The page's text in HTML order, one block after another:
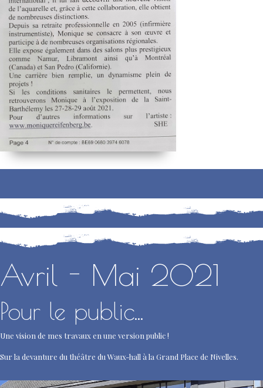
Avril - Mai 2021
Pour le public...
Une vision de mes travaux en une version public !
Sur la devanture du théâtre du Waux-hall à la Grand Place de Nivelles.